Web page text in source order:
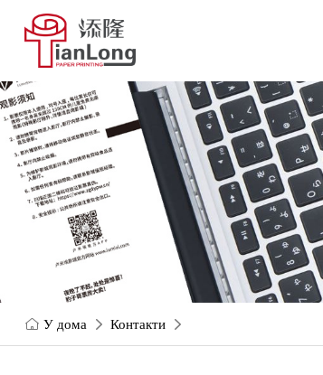
У дома Контакти